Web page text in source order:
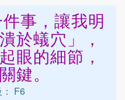
事，讓我明
於蟻穴」，
眼的細節，
鍵。
F6